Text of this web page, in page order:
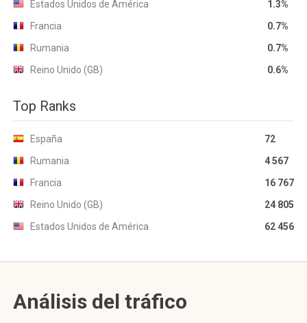
Estados Unidos de América
1.3%
Francia
0.7%
Rumania
0.7%
Reino Unido (GB)
0.6%
Top Ranks
España
72
Rumania
4 567
Francia
16 767
Reino Unido (GB)
24 805
Estados Unidos de América
62 456
Análisis del tráfico